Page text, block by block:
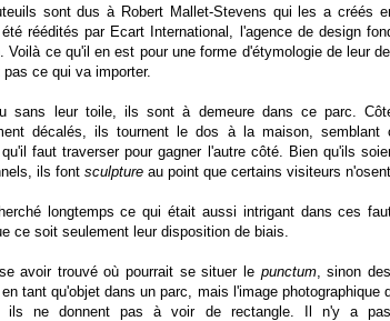
sont dus à Robert Mallet-Stevens qui les a créés
réédités par Ecart International, l'agence de design
Voilà ce qu'il en est pour une forme d'étymologie de leur
ce qui va importer.
sans leur toile, ils sont à demeure dans ce parc.
décalés, ils tournent le dos à la maison, semblant
faut traverser pour gagner l'autre côté. Bien qu'ils
ils font sculpture au point que certains visiteurs
longtemps ce qui était aussi intrigant dans ces
ce soit seulement leur disposition de biais.
avoir trouvé où pourrait se situer le punctum, sinon
tant qu'objet dans un parc, mais l'image photographique
ils ne donnent pas à voir de rectangle. Il n'y a